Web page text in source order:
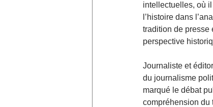
intellectuelles, où
l’histoire dans
tradition de presse
perspective
Journaliste et
du journalisme
marqué le débat
compréhension du